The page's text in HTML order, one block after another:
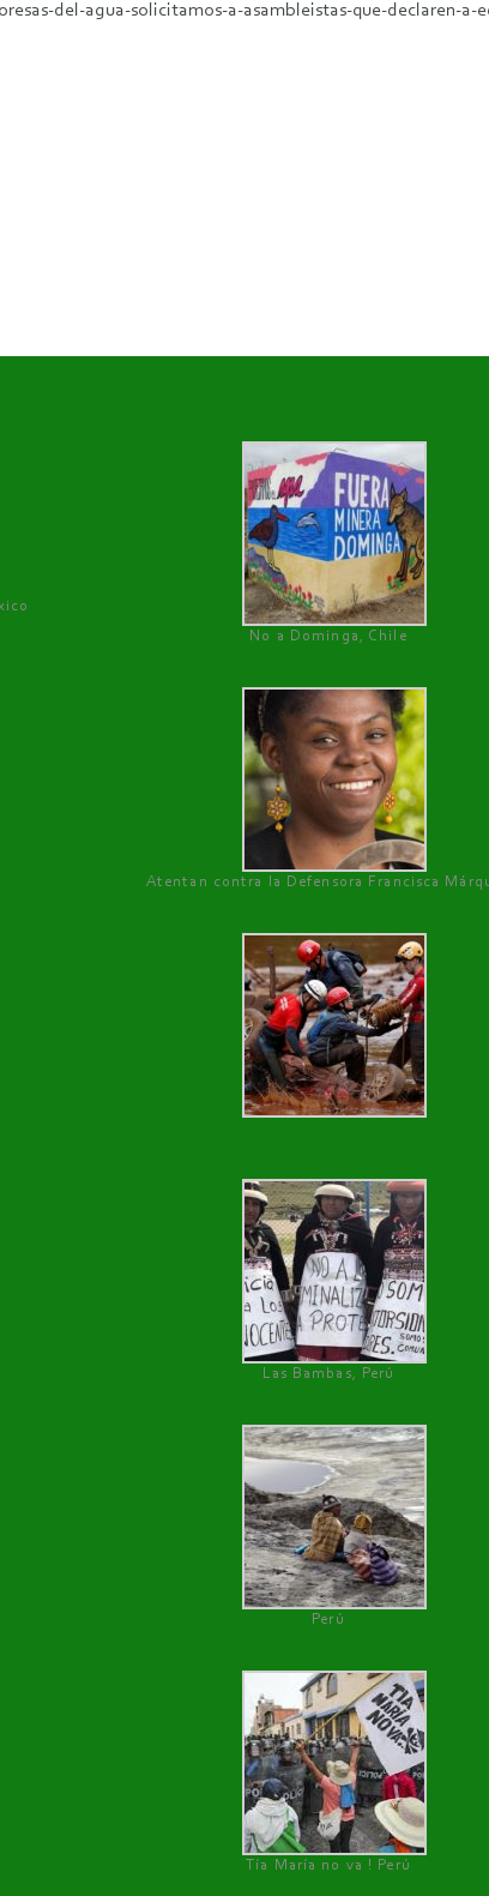
del-agua-solicitamos-a-asambleistas-que-declaren-a-
No a Dominga, Chile
Atentan contra la Defensora Francisca
Las Bambas, Perú
Perú
Tía María no va ! Perú